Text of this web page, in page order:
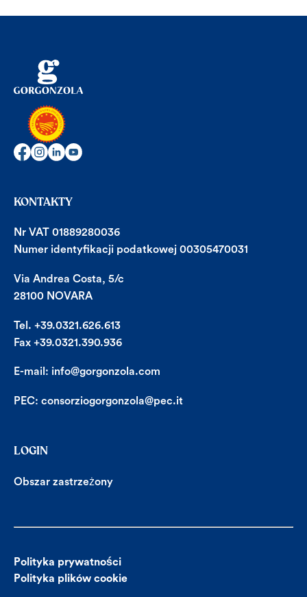
KONTAKTY
Nr VAT 01889280036
Numer identyfikacji podatkowej 00305470031
Via Andrea Costa, 5/c
28100 NOVARA
Tel. +39.0321.626.613
Fax +39.0321.390.936
E-mail: info@gorgonzola.com
PEC: consorziogorgonzola@pec.it
LOGIN
Obszar zastrzeżony
Polityka prywatności
Polityka plików cookie